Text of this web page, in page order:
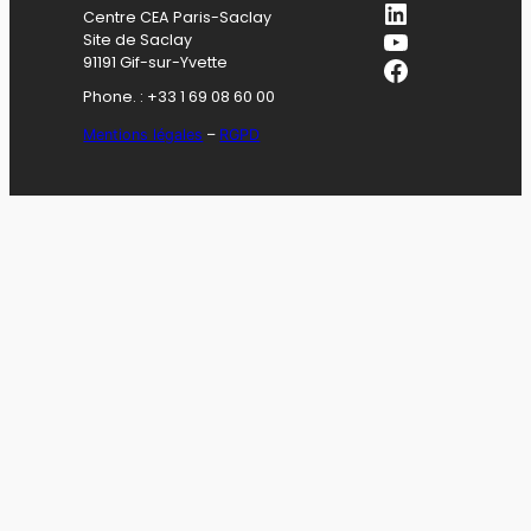
Centre CEA Paris-Saclay
Site de Saclay
91191 Gif-sur-Yvette
Phone. : +33 1 69 08 60 00
Mentions légales – RGPD
LinkedIn
YouTube
Facebook